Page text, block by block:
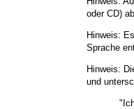
oder CD)
Hinweis:
Sprache
Hinweis:
und